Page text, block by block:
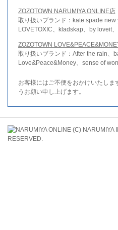
ZOZOTOWN NARUMIYA ONLINE店
取り扱いブランド：kate spade new
LOVETOXIC、kladskap、by loveit
ZOZOTOWN
取り扱いブランド：After the rain、
Love&Peace&Money、sense of
お客様にはご不便をおかけいたしま
うお願い申し上げます。